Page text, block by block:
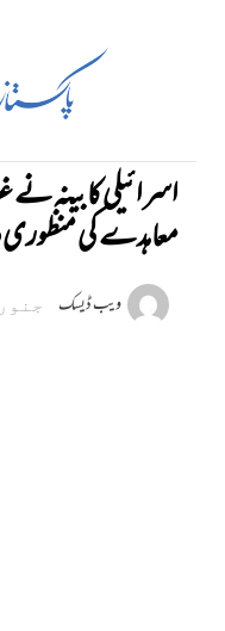
اسرائیلی کابینہ
معاہدے کی
ویب ڈیسک جنوری 18,